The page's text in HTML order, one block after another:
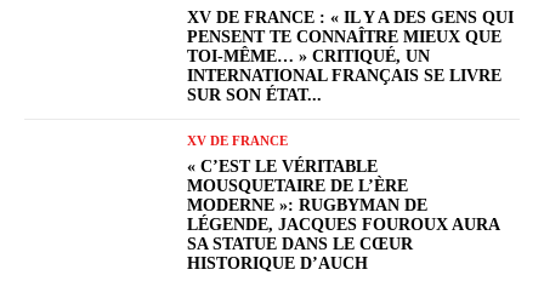
XV DE FRANCE : « IL Y A DES GENS QUI
PENSENT TE CONNAÎTRE MIEUX QUE
TOI-MÊME… » CRITIQUÉ, UN
INTERNATIONAL FRANÇAIS SE LIVRE
SUR SON ÉTAT...
XV DE FRANCE
« C’EST LE VÉRITABLE
MOUSQUETAIRE DE L’ÈRE
MODERNE »: RUGBYMAN DE
LÉGENDE, JACQUES FOUROUX AURA
SA STATUE DANS LE CŒUR
HISTORIQUE D’AUCH